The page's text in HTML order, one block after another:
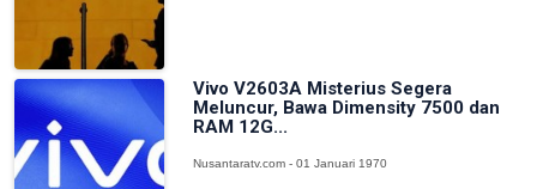
Vivo V2603A Misterius Segera
Meluncur, Bawa Dimensity 7500 dan
RAM 12G...
Nusantaratv.com - 01 Januari 1970